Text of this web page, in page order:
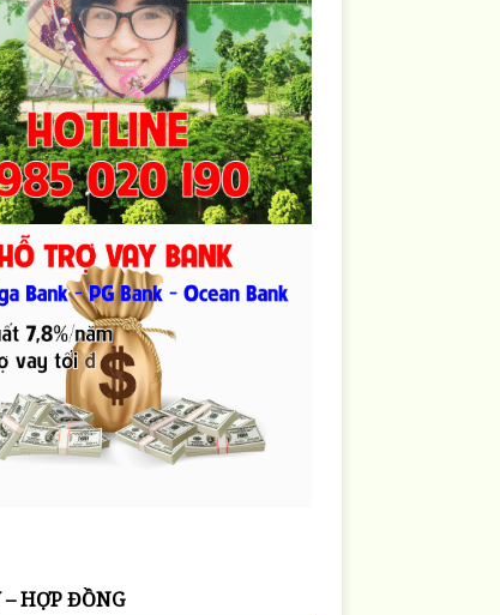
– HỢP ĐỒNG